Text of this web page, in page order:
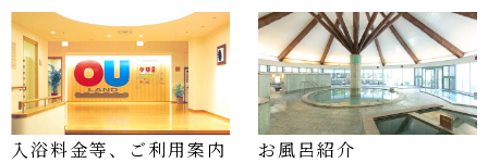
入浴料金等、ご利用案内 お風呂紹介